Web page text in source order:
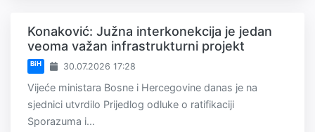
Konaković: Južna interkonekcija je jedan
veoma važan infrastrukturni projekt
BiH 30.07.2026 17:28
Vijeće ministara Bosne i Hercegovine danas je na
sjednici utvrdilo Prijedlog odluke o ratifikaciji
Sporazuma i...